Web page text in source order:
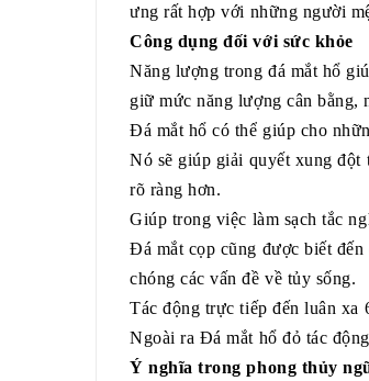
ưng rất hợp với những người
Công dụng đối với sức khỏe
Năng lượng trong đá mắt hổ
giữ mức năng lượng cân bằng,
Đá mắt hổ có thể giúp cho
Nó sẽ giúp giải quyết xung đột
rõ ràng hơn.
Giúp trong việc làm sạch tắc
Đá mắt cọp cũng được biết
chóng các vấn đề về tủy sống.
Tác động trực tiếp đến luân xa
Ngoài ra Đá mắt hổ đỏ tác
Ý nghĩa trong phong thủy